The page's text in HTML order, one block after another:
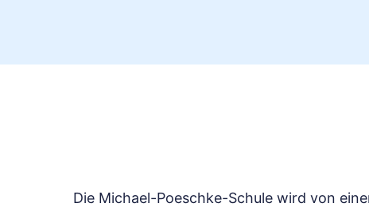
Die Michael-Poeschke-Schule wird von